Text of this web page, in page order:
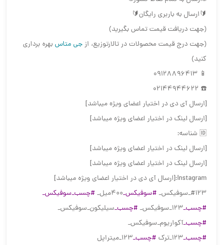
🔰ارسال به باربری رایگان🔰
(جهت دریافت قیمت تماس بگیرید)
(جهت درج قیمت محصولات در تالارتوزیع، ازجی متاسبهره برداری
کنید)
📱 09128896413
☎️ 02144944622
[ارسال آی دی در اختیار اعضای ویژه میباشد]
[ارسال لینک در اختیار اعضای ویژه میباشد]
🆔 شناسه:
[ارسال لینک در اختیار اعضای ویژه میباشد]
[ارسال لینک در اختیار اعضای ویژه میباشد]
Instagram:[ارسال آی دی در اختیار اعضای ویژه میباشد]
#۱۲۳_سوفیکس_
#سوفیکس_۴۰۰میل_
#چسب_سوفیکس_
#چسب_۱۲۳_سوفیکس_ #چسب_سیلیکون_سوفیکس_
#چسب_آکواریوم_سوفیکس_
#چسب_۱۲۳_ترک #چسب_۱۲۳_میتراپل